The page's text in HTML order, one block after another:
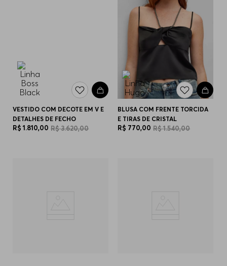
VESTIDO COM DECOTE EM V E
DETALHES DE FECHO
R$ 1.810,00 R$3.620,00
BLUSA COM FRENTE TORCIDA
E TIRAS DE CRISTAL
R$ 770,00 R$1.540,00